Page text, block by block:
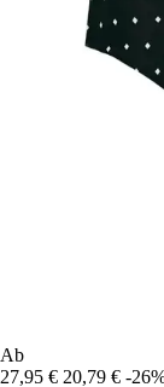
Ab
27,95 € 20,79 € -